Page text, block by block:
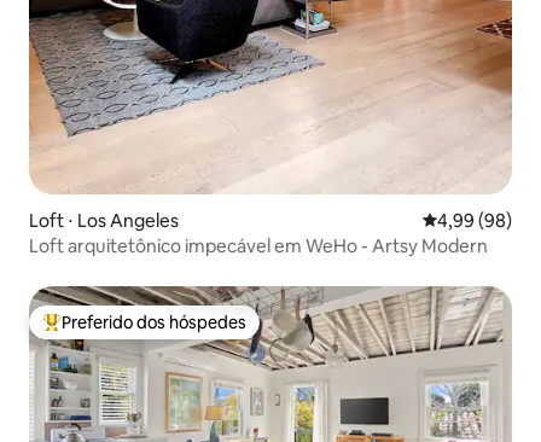
Loft ⋅ Los Angeles 4,99 de uma
4,99 (98)
Loft arquitetônico impecável em WeHo - Artsy Modern
Entre os melhores preferidos dos hóspedes
Preferido dos hóspedes